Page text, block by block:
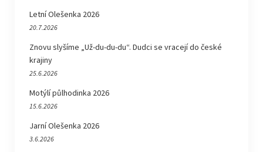
Letní Olešenka 2026
20.7.2026
Znovu slyšíme „Už-du-du-du“. Dudci se vracejí do české
krajiny
25.6.2026
Motýlí půlhodinka 2026
15.6.2026
Jarní Olešenka 2026
3.6.2026